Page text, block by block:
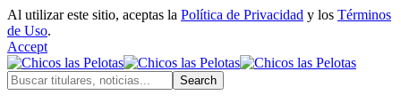
Al utilizar este sitio, aceptas la Política de Privacidad y los Términos
de Uso.
Accept